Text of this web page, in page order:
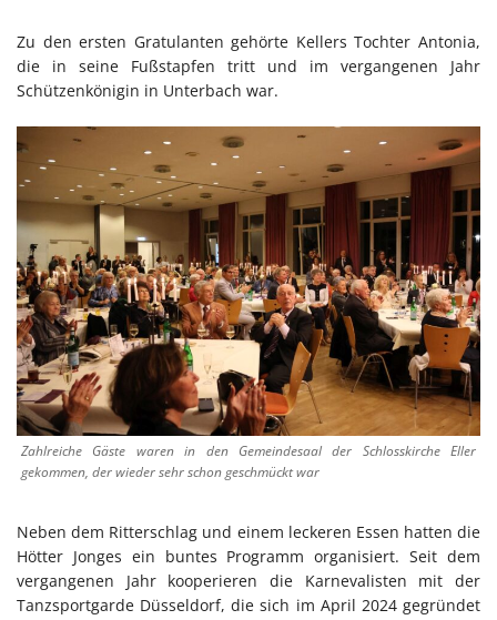
Zu den ersten Gratulanten gehörte Kellers Tochter Antonia,
die in seine Fußstapfen tritt und im vergangenen Jahr
Schützenkönigin in Unterbach war.
Zahlreiche Gäste waren in den Gemeindesaal der Schlosskirche Eller
gekommen, der wieder sehr schon geschmückt war
Neben dem Ritterschlag und einem leckeren Essen hatten die
Hötter Jonges ein buntes Programm organisiert. Seit dem
vergangenen Jahr kooperieren die Karnevalisten mit der
Tanzsportgarde Düsseldorf, die sich im April 2024 gegründet